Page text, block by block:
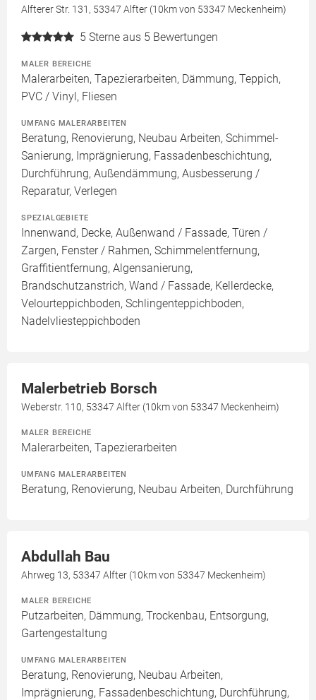
Alfterer Str. 131, 53347 Alfter (10km von 53347 Meckenheim)
5 Sterne aus 5 Bewertungen
MALER BEREICHE
Malerarbeiten, Tapezierarbeiten, Dämmung, Teppich,
PVC / Vinyl, Fliesen
UMFANG MALERARBEITEN
Beratung, Renovierung, Neubau Arbeiten, Schimmel-
Sanierung, Imprägnierung, Fassadenbeschichtung,
Durchführung, Außendämmung, Ausbesserung /
Reparatur, Verlegen
SPEZIALGEBIETE
Innenwand, Decke, Außenwand / Fassade, Türen /
Zargen, Fenster / Rahmen, Schimmelentfernung,
Graffitientfernung, Algensanierung,
Brandschutzanstrich, Wand / Fassade, Kellerdecke,
Velourteppichboden, Schlingenteppichboden,
Nadelvliesteppichboden
Malerbetrieb Borsch
Weberstr. 110, 53347 Alfter (10km von 53347 Meckenheim)
MALER BEREICHE
Malerarbeiten, Tapezierarbeiten
UMFANG MALERARBEITEN
Beratung, Renovierung, Neubau Arbeiten, Durchführung
Abdullah Bau
Ahrweg 13, 53347 Alfter (10km von 53347 Meckenheim)
MALER BEREICHE
Putzarbeiten, Dämmung, Trockenbau, Entsorgung,
Gartengestaltung
UMFANG MALERARBEITEN
Beratung, Renovierung, Neubau Arbeiten,
Imprägnierung, Fassadenbeschichtung, Durchführung,